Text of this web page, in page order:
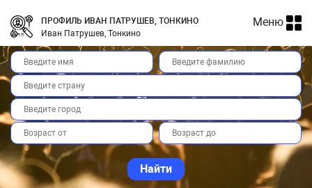
ПРОФИЛЬ ИВАН ПАТРУШЕВ, ТОНКИНО
Иван Патрушев, Тонкино
Меню